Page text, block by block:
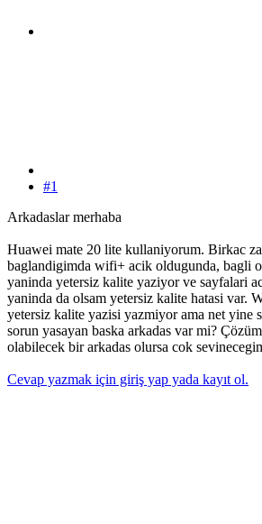
#1
Arkadaslar merhaba
Huawei mate 20 lite kullaniyorum. Birkac
baglandigimda wifi+ acik oldugunda, bagli
yaninda yetersiz kalite yaziyor ve sayfalari
yaninda da olsam yetersiz kalite hatasi var.
yetersiz kalite yazisi yazmiyor ama net yine
sorun yasayan baska arkadas var mi?
olabilecek bir arkadas olursa cok
Cevap yazmak için giriş yap yada kayıt ol.